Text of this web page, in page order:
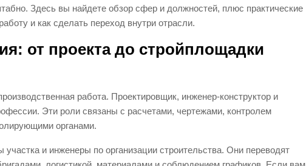
Здесь вы найдете обзор сфер и должностей, плюс практические
и как сделать переход внутри отрасли.
от проекта до стройплощадки
работа. Проектировщик, инженер-конструктор и
Эти роли связаны с расчетами, чертежами, контролем
органами.
и инженеры по организации строительства. Они переводят